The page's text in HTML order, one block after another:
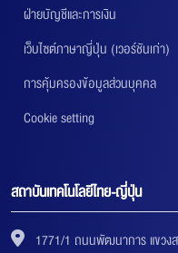
ฝ่ายบัญชีและการเงิน
เว็บไซต์ภาษาญี่ปุ่น (เวอร์ชันเก่า)
การคุ้มครองข้อมูลส่วนบุคคล
Cookie setting
สถาบันเทคโนโลยีไทย-ญี่ปุ่น
1771/1 ถนนพัฒนาการ แขวง